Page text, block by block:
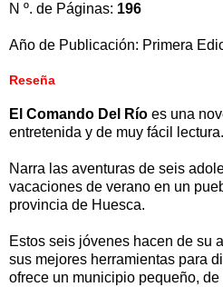
N º. de Páginas: 196
Año de Publicación: Primera
Reseña
El Comando Del Río es una
entretenida y de muy fácil lectura.
Narra las aventuras de seis
vacaciones de verano en un
provincia de Huesca.
Estos seis jóvenes hacen de su
sus mejores herramientas para
ofrece un municipio pequeño,